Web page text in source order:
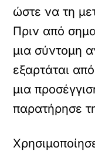
ώστε να τη
Πριν από
μια σύντομη
εξαρτάται
μια
παρατήρησε